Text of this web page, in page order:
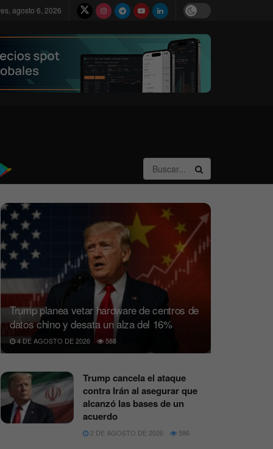
agosto 6, 2026
Trump planea vetar hardware de centros de
datos chino y desata un alza del 16%
4 DE AGOSTO DE 2026 588
Trump cancela el ataque
contra Irán al asegurar que
alcanzó las bases de un
acuerdo
2 DE AGOSTO DE 2026 586